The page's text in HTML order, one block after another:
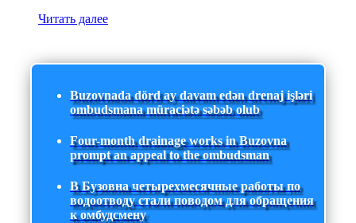
Читать далее
Buzovnada dörd ay davam edən drenaj işləri
ombudsmana müraciətə səbəb olub
Four-month drainage works in Buzovna
prompt an appeal to the ombudsman
В Бузовна четырехмесячные работы по
водоотводу стали поводом для обращения
к омбудсмену